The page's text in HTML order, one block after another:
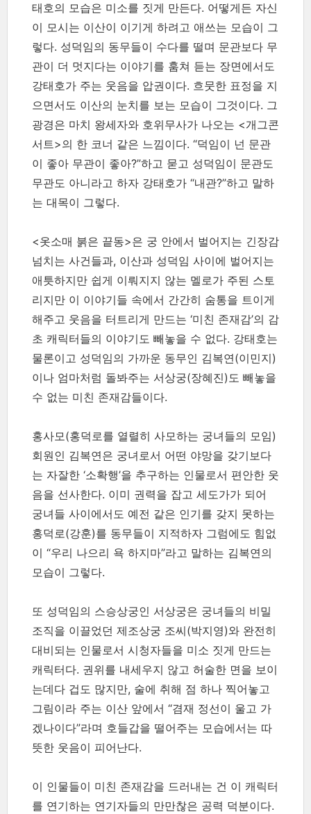
태호의 모습은 미소를 짓게 만든다. 어떻게든 자신
이 모시는 이산이 이기게 하려고 애쓰는 모습이 그
렇다. 성덕임의 동무들이 수다를 떨며 문관보다 무
관이 더 멋지다는 이야기를 훔쳐 듣는 장면에서도
강태호가 주는 웃음을 압권이다. 흐뭇한 표정을 지
으면서도 이산의 눈치를 보는 모습이 그것이다. 그
광경은 마치 왕세자와 호위무사가 나오는 <개그콘
서트>의 한 코너 같은 느낌이다. “덕임이 넌 문관
이 좋아 무관이 좋아?”하고 묻고 성덕임이 문관도
무관도 아니라고 하자 강태호가 “내관?”하고 말하
는 대목이 그렇다.
<옷소매 붉은 끝동>은 궁 안에서 벌어지는 긴장감
넘치는 사건들과, 이산과 성덕임 사이에 벌어지는
애틋하지만 쉽게 이뤄지지 않는 멜로가 주된 스토
리지만 이 이야기들 속에서 간간히 숨통을 트이게
해주고 웃음을 터트리게 만드는 ‘미친 존재감’의 감
초 캐릭터들의 이야기도 빼놓을 수 없다. 강태호는
물론이고 성덕임의 가까운 동무인 김복연(이민지)
이나 엄마처럼 돌봐주는 서상궁(장혜진)도 빼놓을
수 없는 미친 존재감들이다.
홍사모(홍덕로를 열렬히 사모하는 궁녀들의 모임)
회원인 김복연은 궁녀로서 어떤 야망을 갖기보다
는 자잘한 ‘소확행’을 추구하는 인물로서 편안한 웃
음을 선사한다. 이미 권력을 잡고 세도가가 되어
궁녀들 사이에서도 예전 같은 인기를 갖지 못하는
홍덕로(강훈)를 동무들이 지적하자 그럼에도 힘없
이 “우리 나으리 욕 하지마”라고 말하는 김복연의
모습이 그렇다.
또 성덕임의 스승상궁인 서상궁은 궁녀들의 비밀
조직을 이끌었던 제조상궁 조씨(박지영)와 완전히
대비되는 인물로서 시청자들을 미소 짓게 만드는
캐릭터다. 권위를 내세우지 않고 허술한 면을 보이
는데다 겁도 많지만, 술에 취해 점 하나 찍어놓고
그림이라 주는 이산 앞에서 “겸재 정선이 울고 가
겠나이다”라며 호들갑을 떨어주는 모습에서는 따
뜻한 웃음이 피어난다.
이 인물들이 미친 존재감을 드러내는 건 이 캐릭터
를 연기하는 연기자들의 만만찮은 공력 덕분이다.